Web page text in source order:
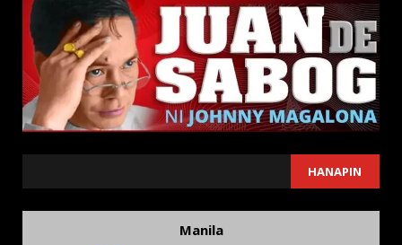
HANAPIN
Manila